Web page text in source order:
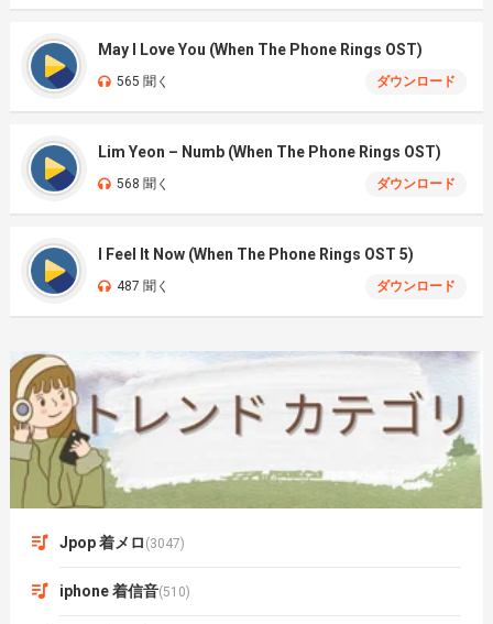
May I Love You (When The Phone Rings OST)
565 聞く ダウンロード
Lim Yeon – Numb (When The Phone Rings OST)
568 聞く ダウンロード
I Feel It Now (When The Phone Rings OST 5)
487 聞く ダウンロード
Jpop 着メロ (3047)
iphone 着信音(510)